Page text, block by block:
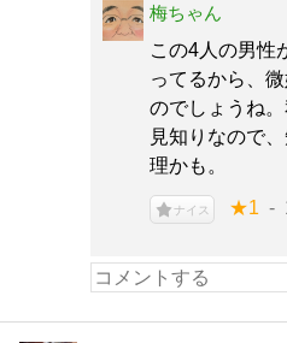
梅ちゃん
この4人の男性
ってるから、
のでしょうね
見知りなので
理かも。
ナイス ★1